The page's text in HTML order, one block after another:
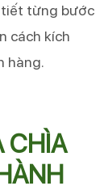
tiết từng bước
cách kích
hàng.
CHÌA